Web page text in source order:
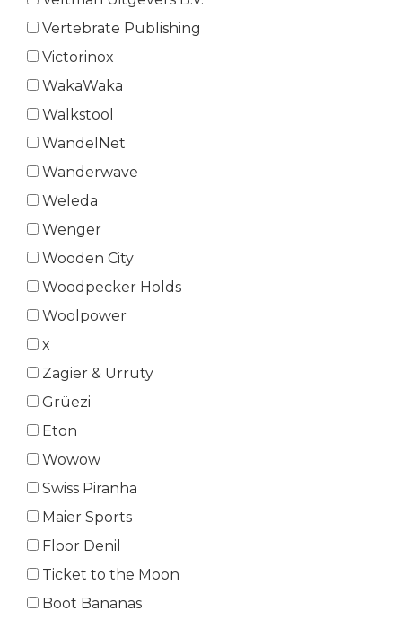
Vertebrate Publishing
Victorinox
WakaWaka
Walkstool
WandelNet
Wanderwave
Weleda
Wenger
Wooden City
Woodpecker Holds
Woolpower
x
Zagier & Urruty
Grüezi
Eton
Wowow
Swiss Piranha
Maier Sports
Floor Denil
Ticket to the Moon
Boot Bananas